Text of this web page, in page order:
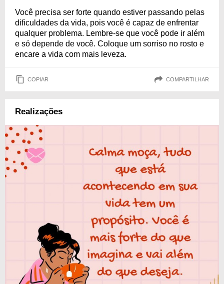
Você precisa ser forte quando estiver passando pelas
dificuldades da vida, pois você é capaz de enfrentar
qualquer problema. Lembre-se que você pode ir além
e só depende de você. Coloque um sorriso no rosto e
encare a vida com mais leveza.
COPIAR COMPARTILHAR
Realizações